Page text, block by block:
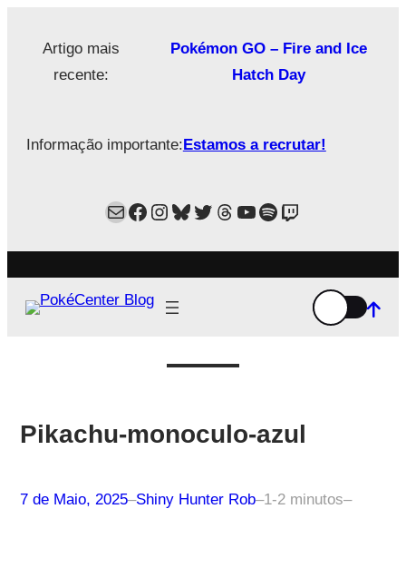
Artigo mais
recente:
Pokémon GO – Fire and Ice
Hatch Day
Informação importante:Estamos a recrutar!
MailFacebook
Instagram
Bluesky
Twitter
Estamos no Threads!
YouTube
Spotify
Twitch
Pikachu-monoculo-azul
7 de Maio, 2025–Shiny Hunter Rob–1-2 minutos–